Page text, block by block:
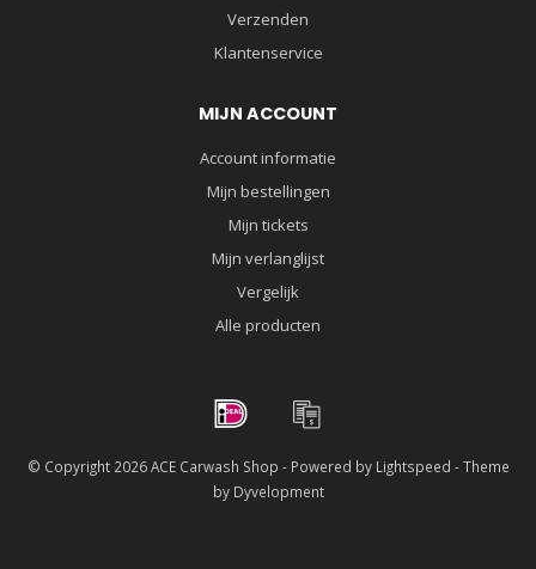
Verzenden
Klantenservice
MIJN ACCOUNT
Account informatie
Mijn bestellingen
Mijn tickets
Mijn verlanglijst
Vergelijk
Alle producten
© Copyright 2026 ACE Carwash Shop - Powered by Lightspeed - Theme
by Dyvelopment